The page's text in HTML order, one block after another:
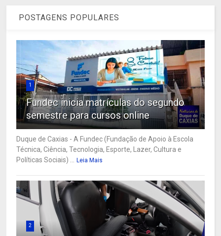
POSTAGENS POPULARES
1
Fundec inicia matrículas do segundo
semestre para cursos online
Duque de Caxias - A Fundec (Fundação de Apoio à Escola
Técnica, Ciência, Tecnologia, Esporte, Lazer, Cultura e
Políticas Sociais) ...
Leia Mais
2